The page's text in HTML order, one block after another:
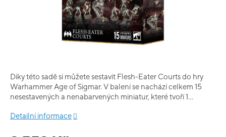
Díky této sadě si můžete sestavit Flesh-Eater Courts do hry
Warhammer Age of Sigmar. V balení se nachází celkem 15
nesestavených a nenabarvených miniatur, které tvoří 1
Knights a 10 Cryptguard.
Detailní informace